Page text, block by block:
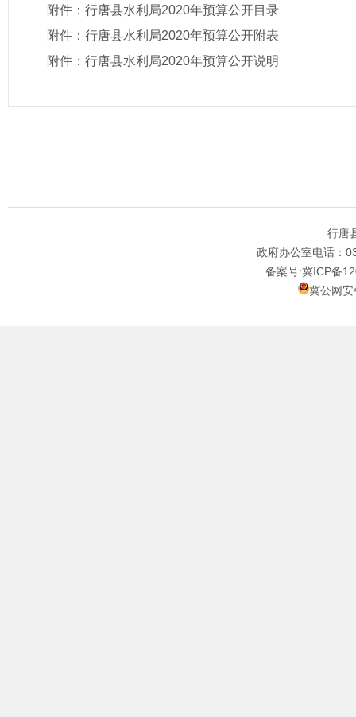
附件： 行唐县水利局2020年预算公开目录
附件： 行唐县水利局2020年预算公开附表
附件： 行唐县水利局2020年预算公开说明